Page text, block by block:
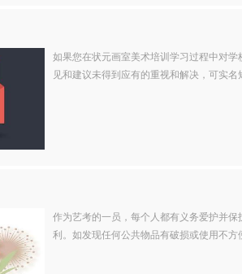
如果您在状元画室美术培训学习过程中对
见和建议未得到应有的重视和解决，可实
作为艺考的一员，每个人都有义务爱护并
利。如发现任何公共物品有破损或使用不